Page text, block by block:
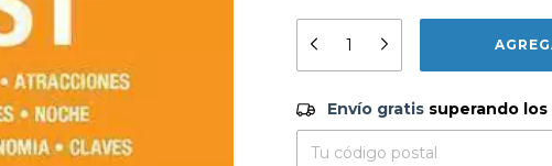
Envío gratis
Entregas para el CP:
Envío gratis superando los